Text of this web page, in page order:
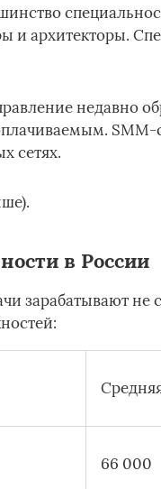
и архитекторы.
недавно
сетях.
в России
зарабатывают
66 000